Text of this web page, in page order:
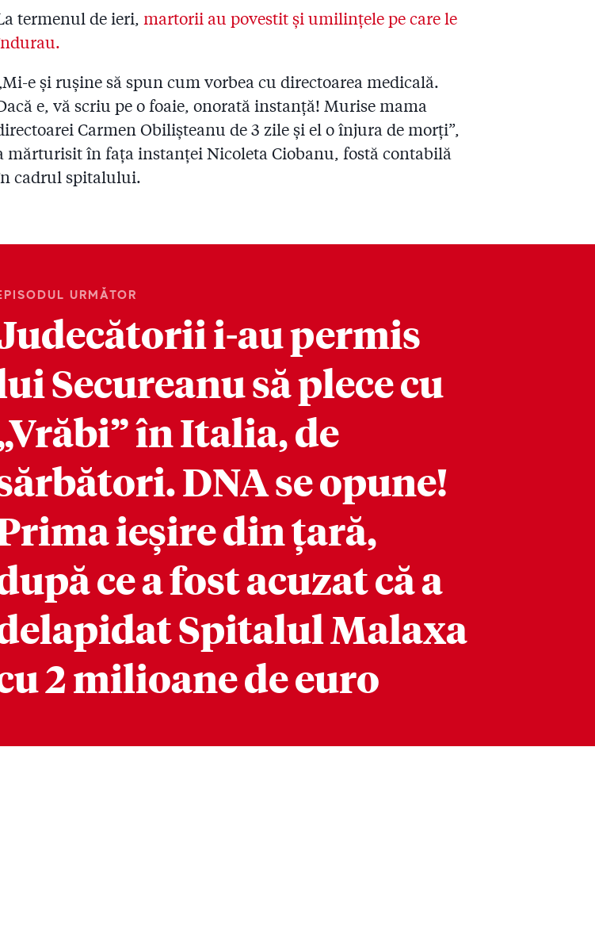
termenul de ieri, martorii au povestit și umilințele pe care le
e şi ruşine să spun cum vorbea cu directoarea medicală.
e, vă scriu pe o foaie, onorată instanță! Murise mama
Carmen Obilişteanu de 3 zile şi el o înjura de morţi”,
mărturisit în fața instanței Nicoleta Ciobanu, fostă contabilă
cadrul spitalului.
URMĂTOR
i-au permis
Secureanu să plece cu
în Italia, de
DNA se opune!
ieșire din țară,
ce a fost acuzat că a
Spitalul Malaxa
2 milioane de euro